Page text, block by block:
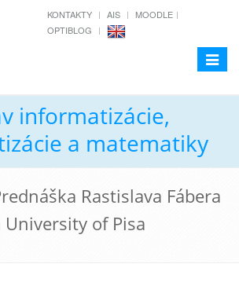
KONTAKTY AIS
MOODLE
OPTIBLOG
Toggle
informatizácie,
a matematiky
Rastislava Fábera
University of Pisa